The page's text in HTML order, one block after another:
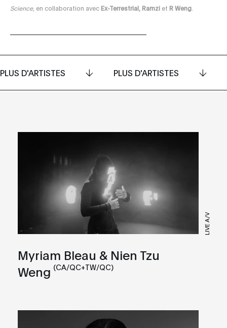
Science, en collaboration avec Ex-Terrestrial, Ramzi et R Weng
PLUS D'ARTISTES PLUS D'ARTISTES
LIVE A/V
Myriam Bleau & Nien Tzu
Weng (CA/QC+TW/QC)